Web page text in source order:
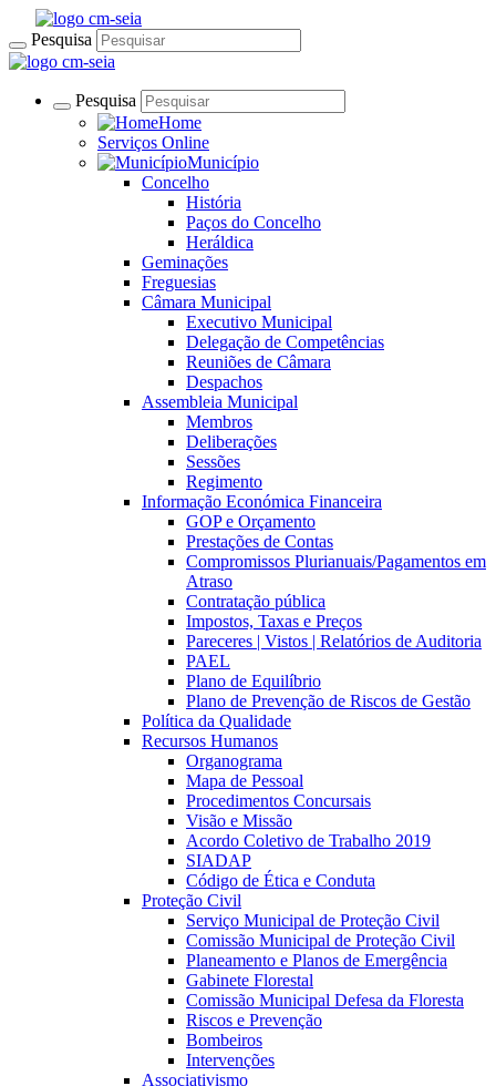
Pesquisa
Pesquisa
Home
Serviços Online
Município
Concelho
História
Paços do Concelho
Heráldica
Geminações
Freguesias
Câmara Municipal
Executivo Municipal
Delegação de Competências
Reuniões de Câmara
Despachos
Assembleia Municipal
Membros
Deliberações
Sessões
Regimento
Informação Económica Financeira
GOP e Orçamento
Prestações de Contas
Compromissos Plurianuais/Pagamentos em
Atraso
Contratação pública
Impostos, Taxas e Preços
Pareceres | Vistos | Relatórios de Auditoria
PAEL
Plano de Equilíbrio
Plano de Prevenção de Riscos de Gestão
Política da Qualidade
Recursos Humanos
Organograma
Mapa de Pessoal
Procedimentos Concursais
Visão e Missão
Acordo Coletivo de Trabalho 2019
SIADAP
Código de Ética e Conduta
Proteção Civil
Serviço Municipal de Proteção Civil
Comissão Municipal de Proteção Civil
Planeamento e Planos de Emergência
Gabinete Florestal
Comissão Municipal Defesa da Floresta
Riscos e Prevenção
Bombeiros
Intervenções
Associativismo